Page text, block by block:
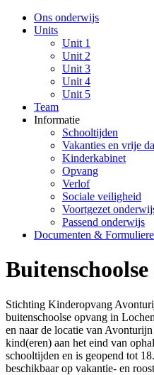
Ons onderwijs
Units
Unit 1
Unit 2
Unit 3
Unit 4
Unit 5
Team
Informatie
Schooltijden
Vakanties en vrije
Kinderkabinet
Opvang
Verlof
Sociale veiligheid
Voortgezet
Passend onderwijs
Documenten &
Stichting Kinderopvang
buitenschoolse opvang in
en naar de locatie van
kind(eren) aan het eind van
schooltijden en is geopend tot
beschikbaar op vakantie- en